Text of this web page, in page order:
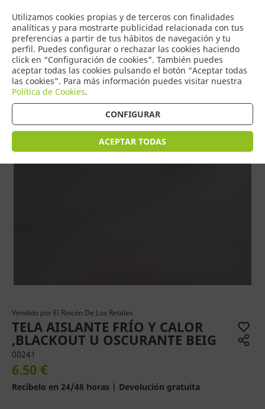
Utilizamos cookies propias y de terceros con finalidades
analíticas y para mostrarte publicidad relacionada con tus
preferencias a partir de tus hábitos de navegación y tu
perfil. Puedes configurar o rechazar las cookies haciendo
click en “Configuración de cookies”. También puedes
aceptar todas las cookies pulsando el botón “Aceptar todas
las cookies”. Para más información puedes visitar nuestra
Política de Cookies.
CONFIGURAR
ACEPTAR TODAS
0
COMERCIO
DE TORRIJOS
Tienda > HOGAR > FOSCURIT y OSCURANTES
Vendido por El Rincón De Los Retales
TELA AISLANTE FRÍO Y CALOR
,BLACKOUT U OSCURANTE BEIG
00241
6.50 €
Recíbelo en 24/48 horas | Devolución gratuita